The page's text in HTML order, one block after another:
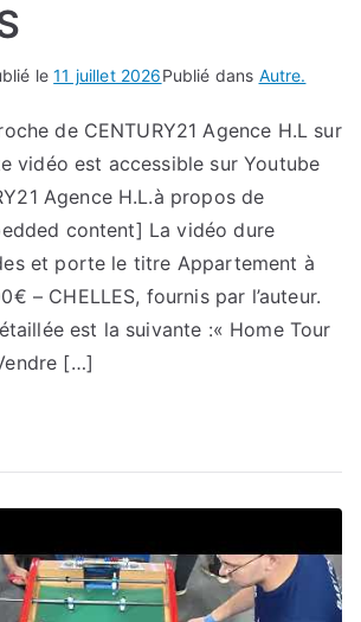
le11 juillet 2026Publié dans Autre.
de CENTURY21 Agence H.L sur
vidéo est accessible sur Youtube
Agence H.L.à propos de
content] La vidéo dure
et porte le titre Appartement à
– CHELLES, fournis par l’auteur.
est la suivante :« Home Tour
[…]